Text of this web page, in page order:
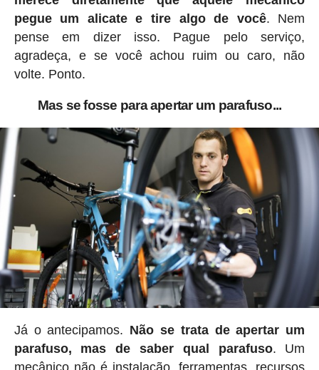
pegue um alicate e tire algo de você. Nem
pense em dizer isso. Pague pelo serviço,
agradeça, e se você achou ruim ou caro, não
volte. Ponto.
Mas se fosse para apertar um parafuso...
Já o antecipamos. Não se trata de apertar um
parafuso, mas de saber qual parafuso. Um
mecânico não é instalação, ferramentas, recursos